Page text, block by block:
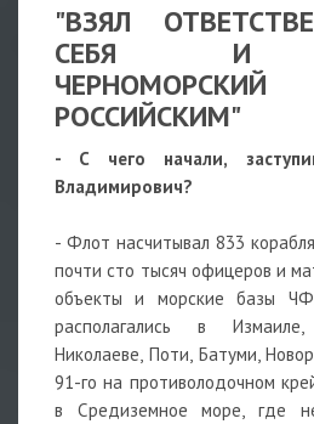
"ВЗЯЛ
СЕБЯ И
РОССИЙСКИМ"
- С чего начали,
Владимирович?
- Флот насчитывал 833
почти сто тысяч офицеров и
объекты и морские базы
располагались в
Николаеве, Поти, Батуми,
91-го на противолодочном
в Средиземное море, где